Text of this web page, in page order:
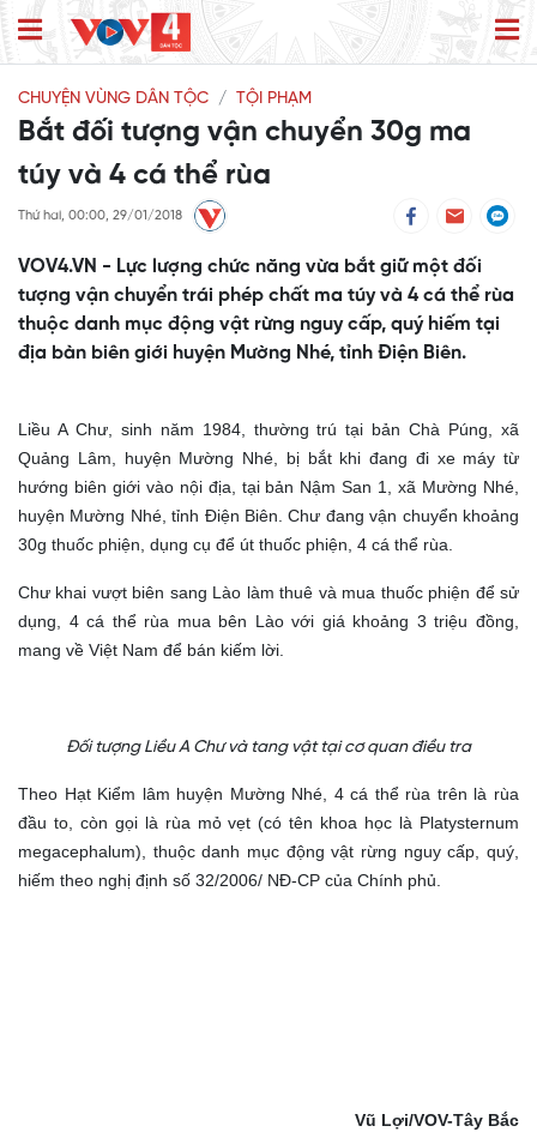
CHUYỆN VÙNG DÂN TỘC TỘI PHẠM
Bắt đối tượng vận chuyển 30g ma
túy và 4 cá thể rùa
Thứ hai, 00:00, 29/01/2018
VOV4.VN - Lực lượng chức năng vừa bắt giữ một đối
tượng vận chuyển trái phép chất ma túy và 4 cá thể rùa
thuộc danh mục động vật rừng nguy cấp, quý hiếm tại
địa bàn biên giới huyện Mường Nhé, tỉnh Điện Biên.
Liều A Chư, sinh năm 1984, thường trú tại bản Chà Púng, xã
Quảng Lâm, huyện Mường Nhé, bị bắt khi đang đi xe máy từ
hướng biên giới vào nội địa, tại bản Nậm San 1, xã Mường Nhé,
huyện Mường Nhé, tỉnh Điện Biên. Chư đang vận chuyển khoảng
30g thuốc phiện, dụng cụ để út thuốc phiện, 4 cá thể rùa.
Chư khai vượt biên sang Lào làm thuê và mua thuốc phiện để sử
dụng, 4 cá thể rùa mua bên Lào với giá khoảng 3 triệu đồng,
mang về Việt Nam để bán kiếm lời.
Đối tượng Liều A Chư và tang vật tại cơ quan điều tra
Theo Hạt Kiểm lâm huyện Mường Nhé, 4 cá thể rùa trên là rùa
đầu to, còn gọi là rùa mỏ vẹt (có tên khoa học là Platysternum
megacephalum), thuộc danh mục động vật rừng nguy cấp, quý,
hiếm theo nghị định số 32/2006/ NĐ-CP của Chính phủ.
Vũ Lợi/VOV-Tây Bắc